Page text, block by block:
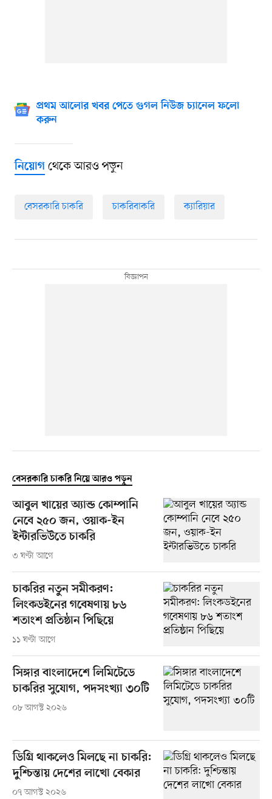
প্রথম আলোর খবর পেতে গুগল নিউজ চ্যানেল ফলো
করুন
নিয়োগথেকে আরও পড়ুন
বেসরকারি চাকরি চাকরিবাকরি ক্যারিয়ার
বেসরকারি চাকরি নিয়ে আরও পড়ুন
আবুল খায়ের অ্যান্ড কোম্পানি
নেবে ২৫০ জন, ওয়াক-ইন
ইন্টারভিউতে চাকরি
৩ ঘণ্টা আগে
চাকরির নতুন সমীকরণ:
লিংকডইনের গবেষণায় ৮৬
শতাংশ প্রতিষ্ঠান পিছিয়ে
১১ ঘণ্টা আগে
সিঙ্গার বাংলাদেশে লিমিটেডে
চাকরির সুযোগ, পদসংখ্যা ৩০টি
০৮ আগস্ট ২০২৬
ডিগ্রি থাকলেও মিলছে না চাকরি:
দুশ্চিন্তায় দেশের লাখো বেকার
০৭ আগস্ট ২০২৬